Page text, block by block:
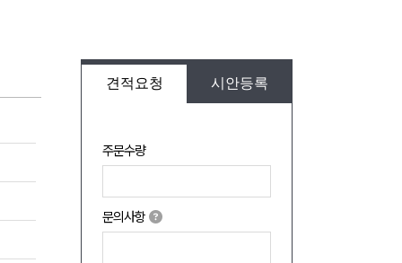
견적요청 시안등록
주문수량
문의사항